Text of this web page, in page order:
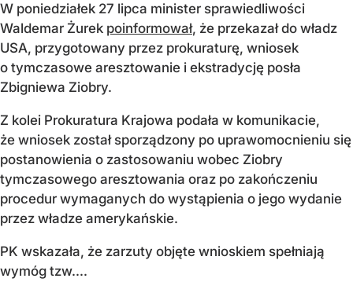
W poniedziałek 27 lipca minister sprawiedliwości
Waldemar Żurek poinformował, że przekazał do władz
USA, przygotowany przez prokuraturę, wniosek
o tymczasowe aresztowanie i ekstradycję posła
Zbigniewa Ziobry.
Z kolei Prokuratura Krajowa podała w komunikacie,
że wniosek został sporządzony po uprawomocnieniu się
postanowienia o zastosowaniu wobec Ziobry
tymczasowego aresztowania oraz po zakończeniu
procedur wymaganych do wystąpienia o jego wydanie
przez władze amerykańskie.
PK wskazała, że zarzuty objęte wnioskiem spełniają
wymóg tzw....